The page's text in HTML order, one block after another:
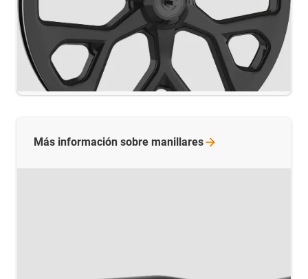
Más información sobre manillares